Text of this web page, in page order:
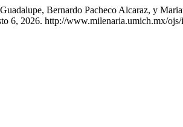
Bernardo Pacheco Alcaraz, y
6, 2026. http://www.milenaria.umich.mx/